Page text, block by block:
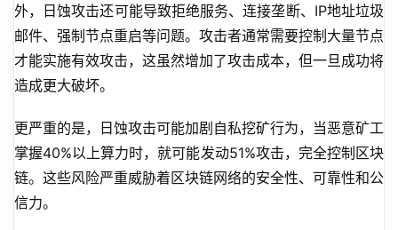
外，日蚀攻击还可能导致拒绝服务、连接垄断、IP地址垃圾
邮件、强制节点重启等问题。攻击者通常需要控制大量节点
才能实施有效攻击，这虽然增加了攻击成本，但一旦成功将
造成更大破坏。
更严重的是，日蚀攻击可能加剧自私挖矿行为，当恶意矿工
掌握40%以上算力时，就可能发动51%攻击，完全控制区块
链。这些风险严重威胁着区块链网络的安全性、可靠性和公
信力。